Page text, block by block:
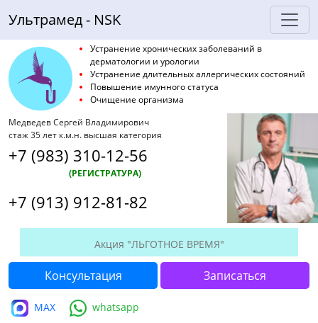
Ультрамед - NSK
Устранение хронических заболеваний в
дерматологии и урологии
Устранение длительных аллергических состояний
Повышение имунного статуса
Очищение организма
Медведев Сергей Владимирович
стаж 35 лет к.м.н. высшая категория
+7 (983) 310-12-56
(РЕГИСТРАТУРА)
+7 (913) 912-81-82
Акция "ЛЬГОТНОЕ ВРЕМЯ"
Консультация Записаться
MAX whatsapp